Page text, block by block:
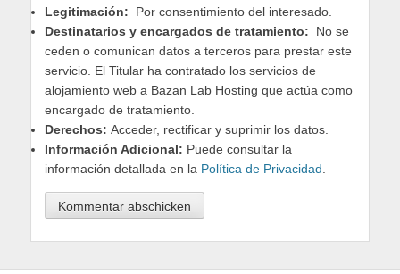
Legitimación: Por consentimiento del interesado.
Destinatarios y encargados de tratamiento: No se
ceden o comunican datos a terceros para prestar este
servicio. El Titular ha contratado los servicios de
alojamiento web a Bazan Lab Hosting que actúa como
encargado de tratamiento.
Derechos: Acceder, rectificar y suprimir los datos.
Información Adicional: Puede consultar la
información detallada en la Política de Privacidad